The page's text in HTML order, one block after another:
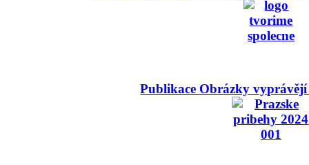
Publikace Obrázky